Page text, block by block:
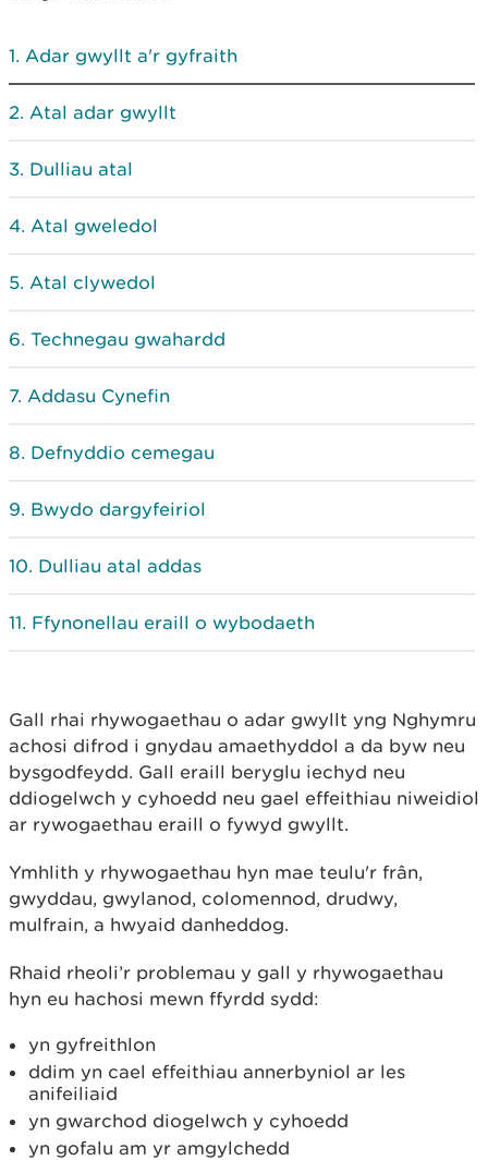
Adar gwyllt a'r gyfraith
Atal adar gwyllt
Dulliau atal
Atal gweledol
Atal clywedol
Technegau gwahardd
Addasu Cynefin
Defnyddio cemegau
Bwydo dargyfeiriol
Dulliau atal addas
Ffynonellau eraill o wybodaeth
Gall rhai rhywogaethau o adar gwyllt yng Nghymru
achosi difrod i gnydau amaethyddol a da byw neu
bysgodfeydd. Gall eraill beryglu iechyd neu
ddiogelwch y cyhoedd neu gael effeithiau niweidiol
ar rywogaethau eraill o fywyd gwyllt.
Ymhlith y rhywogaethau hyn mae teulu'r frân,
gwyddau, gwylanod, colomennod, drudwy,
mulfrain, a hwyaid danheddog.
Rhaid rheoli’r problemau y gall y rhywogaethau
hyn eu hachosi mewn ffyrdd sydd:
yn gyfreithlon
ddim yn cael effeithiau annerbyniol ar les
anifeiliaid
yn gwarchod diogelwch y cyhoedd
yn gofalu am yr amgylchedd